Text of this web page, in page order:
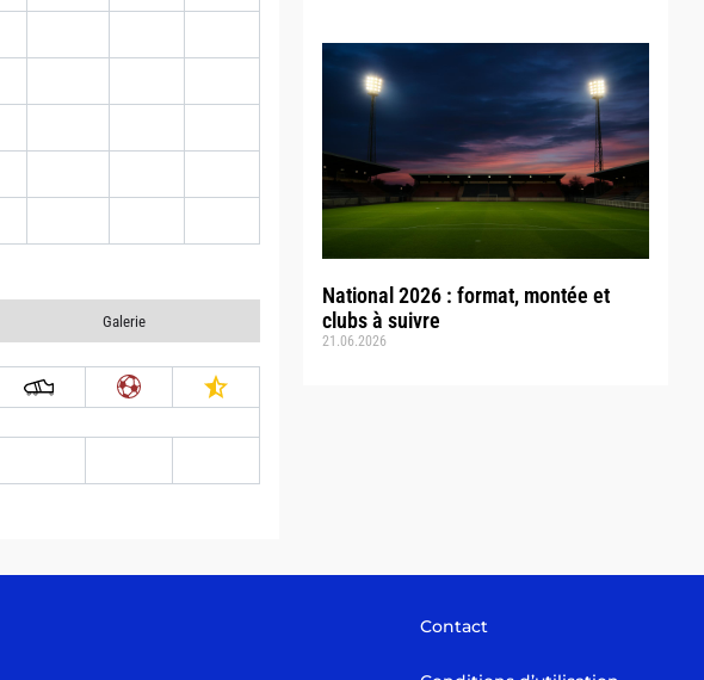
National 2026 : format, montée et
clubs à suivre
21.06.2026
Galerie
Contact